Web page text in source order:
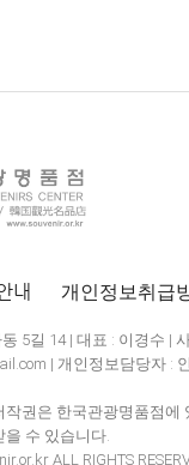
내 개인정보취급
5길 14 | 대표 : 이경수 |
| 개인정보담당자 :
권은 한국관광명품점
수 있습니다.
ALL RIGHTS